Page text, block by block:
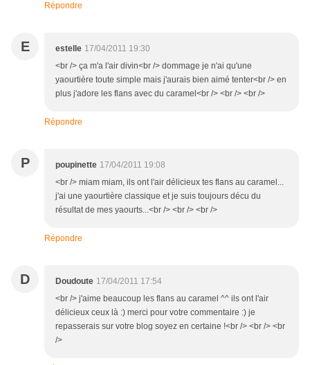
Répondre
E estelle 17/04/2011 19:30
<br /> ça m'a l'air divin<br /> dommage je n'ai qu'une
yaourtière toute simple mais j'aurais bien aimé tenter<br /> en
plus j'adore les flans avec du caramel<br /> <br /> <br />
Répondre
P poupinette 17/04/2011 19:08
<br /> miam miam, ils ont l'air délicieux tes flans au caramel...
j'ai une yaourtière classique et je suis toujours décu du
résultat de mes yaourts...<br /> <br /> <br />
Répondre
D Doudoute 17/04/2011 17:54
<br /> j'aime beaucoup les flans au caramel ^^ ils ont l'air
délicieux ceux là :) merci pour votre commentaire :) je
repasserais sur votre blog soyez en certaine !<br /> <br /> <br
/>